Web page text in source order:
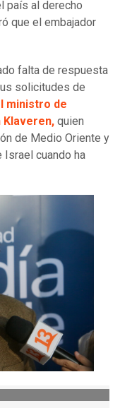
país al derecho
que el embajador
falta de respuesta
solicitudes de
ministro de
Klaveren, quien
de Medio Oriente y
Israel cuando ha